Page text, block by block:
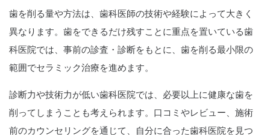
歯を削る量や方法は、歯科医師の技術や経験によって大きく
異なります。歯をできるだけ残すことに重点を置いている歯
科医院では、事前の診査・診断をもとに、歯を削る最小限の
範囲でセラミック治療を進めます。
診断力や技術力が低い歯科医院では、必要以上に健康な歯を
削ってしまうことも考えられます。口コミやレビュー、施術
前のカウンセリングを通じて、自分に合った歯科医院を見つ